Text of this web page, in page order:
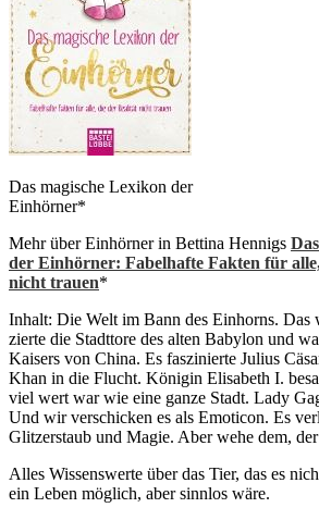
Das magische Lexikon der
Einhörner*
Mehr über Einhörner in Bettina Hennigs
der Einhörner: Fabelhafte Fakten für
nicht trauen*
Inhalt: Die Welt im Bann des Einhorns. Das
zierte die Stadttore des alten Babylon und
Kaisers von China. Es faszinierte Julius
Khan in die Flucht. Königin Elisabeth I.
viel wert war wie eine ganze Stadt. Lady
Und wir verschicken es als Emoticon. Es
Glitzerstaub und Magie. Aber wehe dem,
Alles Wissenswerte über das Tier, das es
ein Leben möglich, aber sinnlos wäre.